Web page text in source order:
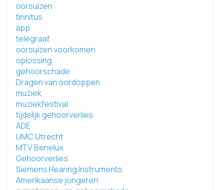
oorsuizen
tinnitus
app
telegraaf
oorsuizen voorkomen
oplossing
gehoorschade
Dragen van oordoppen
muziek
muziekfestival
tijdelijk gehoorverlies
ADE
UMC Utrecht
MTV Benelux
Gehoorverlies
Siemens Hearing Instruments
Amerikaanse jongeren